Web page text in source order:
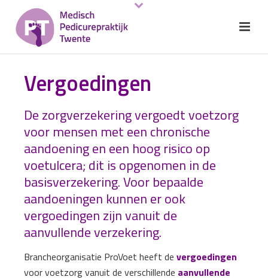
Vergoedingen
De zorgverzekering vergoedt voetzorg
voor mensen met een chronische
aandoening en een hoog risico op
voetulcera; dit is opgenomen in de
basisverzekering. Voor bepaalde
aandoeningen kunnen er ook
vergoedingen zijn vanuit de
aanvullende verzekering.
Brancheorganisatie ProVoet heeft de vergoedingen
voor voetzorg vanuit de verschillende aanvullende